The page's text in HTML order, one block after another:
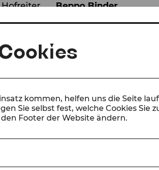
kommen, helfen uns die Seite
Sie selbst fest, welche Cookies Sie
Footer der Website ändern.
Beppo Binder
Orchester, Chor und
einer Konzeptidee von